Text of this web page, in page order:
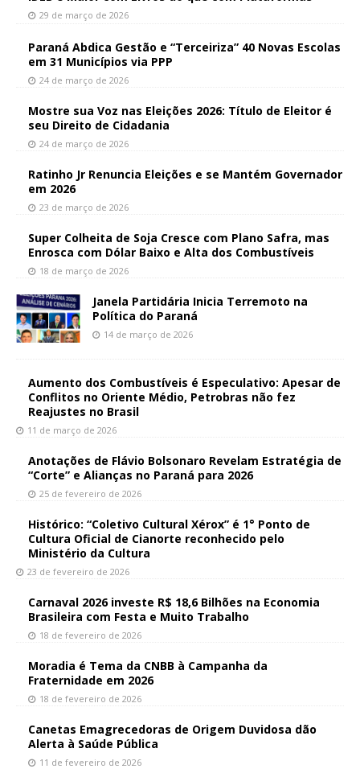
29 de março de 2026
Paraná Abdica Gestão e “Terceiriza” 40 Novas Escolas
em 31 Municípios via PPP
24 de março de 2026
Mostre sua Voz nas Eleições 2026: Título de Eleitor é
seu Direito de Cidadania
24 de março de 2026
Ratinho Jr Renuncia Eleições e se Mantém Governador
em 2026
23 de março de 2026
Super Colheita de Soja Cresce com Plano Safra, mas
Enrosca com Dólar Baixo e Alta dos Combustíveis
18 de março de 2026
Janela Partidária Inicia Terremoto na
Política do Paraná
14 de março de 2026
Aumento dos Combustíveis é Especulativo: Apesar de
Conflitos no Oriente Médio, Petrobras não fez
Reajustes no Brasil
11 de março de 2026
Anotações de Flávio Bolsonaro Revelam Estratégia de
“Corte” e Alianças no Paraná para 2026
25 de fevereiro de 2026
Histórico: “Coletivo Cultural Xérox” é 1° Ponto de
Cultura Oficial de Cianorte reconhecido pelo
Ministério da Cultura
23 de fevereiro de 2026
Carnaval 2026 investe R$ 18,6 Bilhões na Economia
Brasileira com Festa e Muito Trabalho
18 de fevereiro de 2026
Moradia é Tema da CNBB à Campanha da
Fraternidade em 2026
18 de fevereiro de 2026
Canetas Emagrecedoras de Origem Duvidosa dão
Alerta à Saúde Pública
11 de fevereiro de 2026